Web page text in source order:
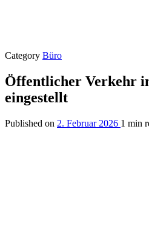
Category Büro
Öffentlicher Verkehr
eingestellt
Published on 2. Februar 2026 1 min